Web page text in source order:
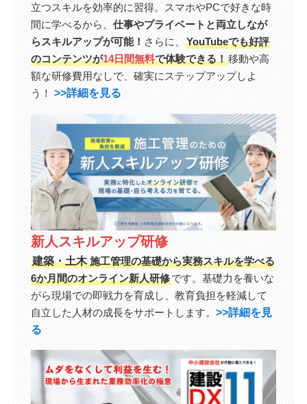
立つスキルを効率的に習得。スマホやPCで好きな時
間に学べるから、仕事やプライベートと両立しなが
らスキルアップが可能！ さらに、
YouTubeでも好評
のコンテンツが14日間無料で体験できる！移動や高
額な研修費用なしで、確実にステップアップしよ
う！
>>詳細を見る
新人スキルアップ研修
建築・土木 施工管理の基礎から実務スキルを学べる
6か月間のオンライン新人研修です。基礎力を養いな
がら現場での即戦力を育成し、教育負担を軽減して
自立した人材の成長をサポートします。 >>詳細を見
る